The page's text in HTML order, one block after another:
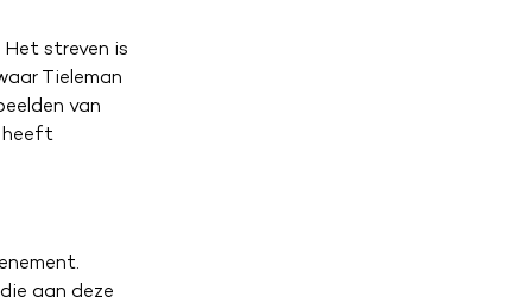
streven is
Tieleman
van
heeft
aan deze